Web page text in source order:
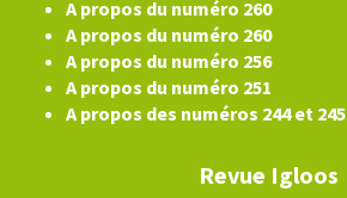
A propos du numéro 260
A propos du numéro 260
A propos du numéro 256
A propos du numéro 251
A propos des numéros 244 et 245
Revue Igloos